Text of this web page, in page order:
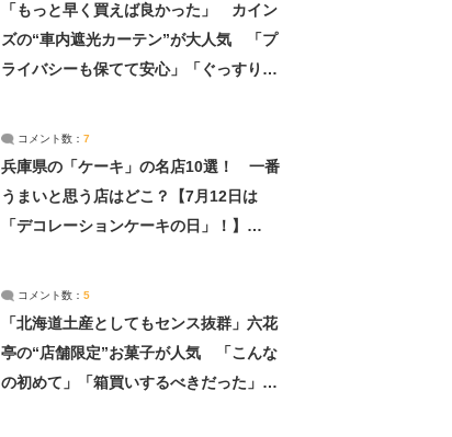
「もっと早く買えば良かった」 カイン
ズの“車内遮光カーテン”が大人気 「プ
ライバシーも保てて安心」「ぐっすり眠
コメント数： 7
兵庫県の「ケーキ」の名店10選！ 一番
うまいと思う店はどこ？【7月12日は
「デコレーションケーキの日」！】
コメント数： 5
「北海道土産としてもセンス抜群」六花
亭の“店舗限定”お菓子が人気 「こんな
の初めて」「箱買いするべきだった」